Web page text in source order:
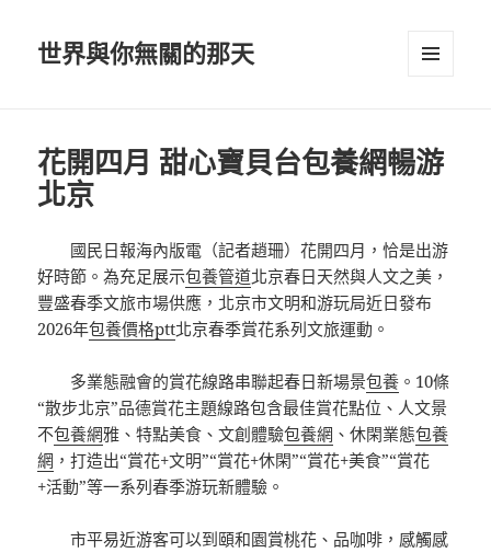
世界與你無關的那天
花開四月 甜心寶貝台包養網暢游
北京
國民日報海內版電（記者趙珊）花開四月，恰是出游
好時節。為充足展示包養管道北京春日天然與人文之美，
豐盛春季文旅市場供應，北京市文明和游玩局近日發布
2026年包養價格ptt北京春季賞花系列文旅運動。
多業態融會的賞花線路串聯起春日新場景包養 。10條
“散步北京”品德賞花主題線路包含最佳賞花點位、人文景
不包養網雅、特點美食、文創體驗包養網 、休閑業態包養
網 ，打造出“賞花+文明”“賞花+休閑”“賞花+美食”“賞花
+活動”等一系列春季游玩新體驗。
市平易近游客可以到頤和園賞桃花、品咖啡，感觸感